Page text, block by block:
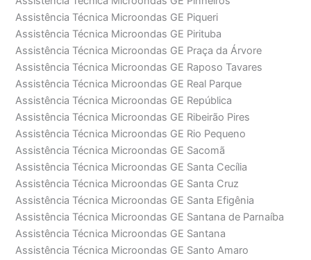
Assistência Técnica Microondas GE Piqueri
Assistência Técnica Microondas GE Pirituba
Assistência Técnica Microondas GE Praça da Árvore
Assistência Técnica Microondas GE Raposo Tavares
Assistência Técnica Microondas GE Real Parque
Assistência Técnica Microondas GE República
Assistência Técnica Microondas GE Ribeirão Pires
Assistência Técnica Microondas GE Rio Pequeno
Assistência Técnica Microondas GE Sacomã
Assistência Técnica Microondas GE Santa Cecília
Assistência Técnica Microondas GE Santa Cruz
Assistência Técnica Microondas GE Santa Efigênia
Assistência Técnica Microondas GE Santana de Parnaíba
Assistência Técnica Microondas GE Santana
Assistência Técnica Microondas GE Santo Amaro